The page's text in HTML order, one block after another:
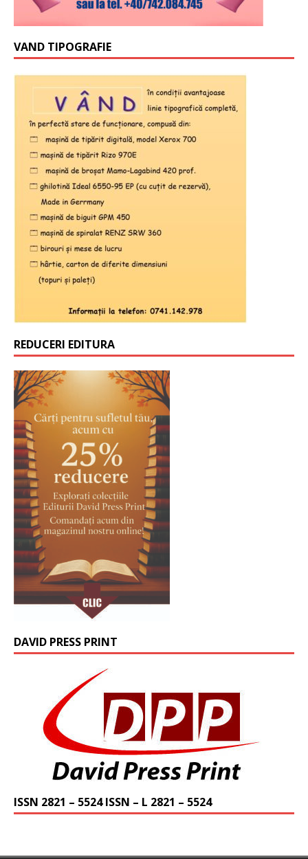
VAND TIPOGRAFIE
REDUCERI EDITURA
DAVID PRESS PRINT
ISSN 2821 – 5524 ISSN – L 2821 – 5524